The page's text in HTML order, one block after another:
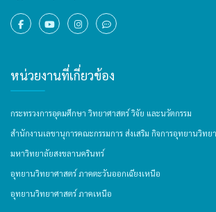
หน่วยงานที่เกี่ยวข้อง
กระทรวงการอุดมศึกษา วิทยาศาสตร์ วิจัย และนวัตกรรม
สำนักงานเลขานุการคณะกรรมการ ส่งเสริม กิจการอุทยานวิทย
มหาวิทยาลัยสงขลานครินทร์
อุทยานวิทยาศาสตร์ ภาคตะวันออกเฉียงเหนือ
อุทยานวิทยาศาสตร์ ภาคเหนือ